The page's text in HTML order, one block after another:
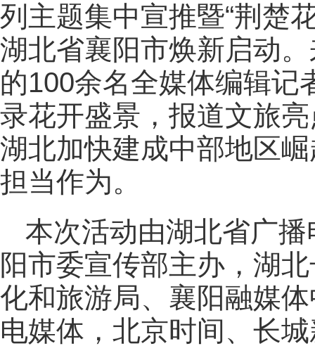
列主题集中宣推暨“荆楚
湖北省襄阳市焕新启动
的100余名全媒体编辑记
录花开盛景，报道文旅
湖北加快建成中部地区
担当作为。
本次活动由湖北省广
阳市委宣传部主办，湖
化和旅游局、襄阳融媒
电媒体，北京时间、长